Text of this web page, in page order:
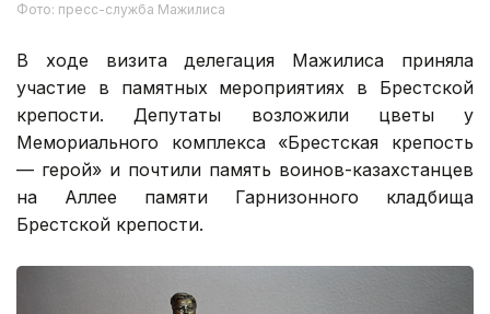
Фото: пресс-служба Мажилиса
В ходе визита делегация Мажилиса приняла
участие в памятных мероприятиях в Брестской
крепости. Депутаты возложили цветы у
Мемориального комплекса «Брестская крепость
— герой» и почтили память воинов-казахстанцев
на Аллее памяти Гарнизонного кладбища
Брестской крепости.